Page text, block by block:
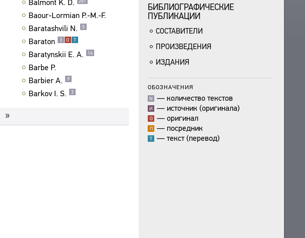
Balmont K. D.
Baour-Lormian P.-M.-F.
Baratashvili N.
5
Baraton 3 О Т
Baratynskii E. A. 14
Barbe P.
Barbier A.
9
Barkov I. S. 3
»
БИБЛИОГРАФИЧЕСКИЕ
ПУБЛИКАЦИИ
СОСТАВИТЕЛИ
ПРОИЗВЕДЕНИЯ
ИЗДАНИЯ
ОБОЗНАЧЕНИЯ
N — количество текстов
И — источник (оригинала)
О — оригинал
П — посредник
Т — текст (перевод)